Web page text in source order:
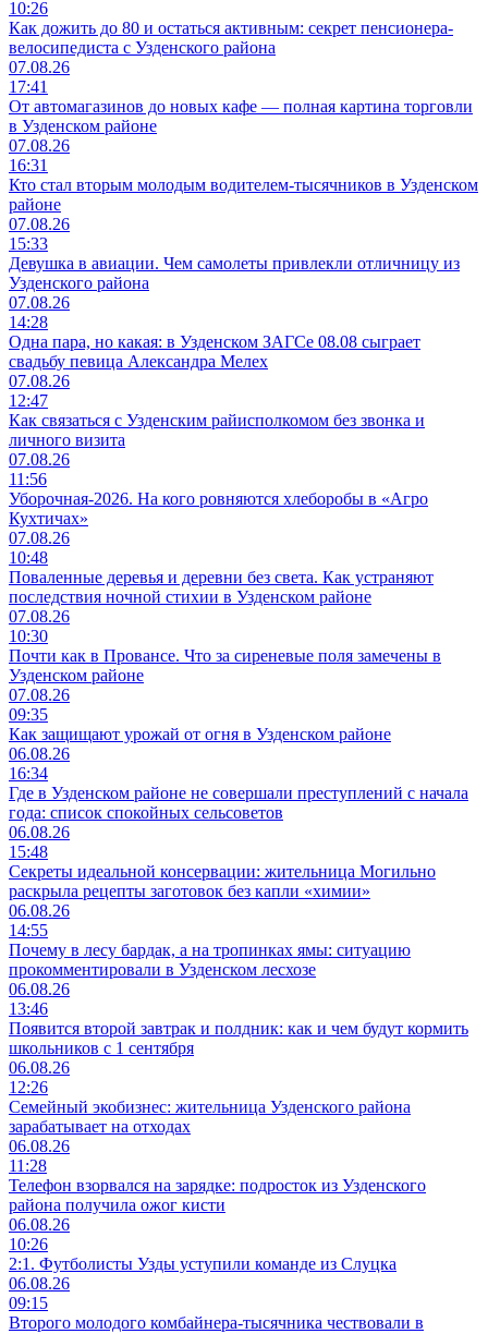
10:26
Как дожить до 80 и остаться активным: секрет пенсионера-
велосипедиста с Узденского района
07.08.26
17:41
От автомагазинов до новых кафе — полная картина торговли
в Узденском районе
07.08.26
16:31
Кто стал вторым молодым водителем-тысячников в Узденском
районе
07.08.26
15:33
Девушка в авиации. Чем самолеты привлекли отличницу из
Узденского района
07.08.26
14:28
Одна пара, но какая: в Узденском ЗАГСе 08.08 сыграет
свадьбу певица Александра Мелех
07.08.26
12:47
Как связаться с Узденским райисполкомом без звонка и
личного визита
07.08.26
11:56
Уборочная-2026. На кого ровняются хлеборобы в «Агро
Кухтичах»
07.08.26
10:48
Поваленные деревья и деревни без света. Как устраняют
последствия ночной стихии в Узденском районе
07.08.26
10:30
Почти как в Провансе. Что за сиреневые поля замечены в
Узденском районе
07.08.26
09:35
Как защищают урожай от огня в Узденском районе
06.08.26
16:34
Где в Узденском районе не совершали преступлений с начала
года: список спокойных сельсоветов
06.08.26
15:48
Секреты идеальной консервации: жительница Могильно
раскрыла рецепты заготовок без капли «химии»
06.08.26
14:55
Почему в лесу бардак, а на тропинках ямы: ситуацию
прокомментировали в Узденском лесхозе
06.08.26
13:46
Появится второй завтрак и полдник: как и чем будут кормить
школьников с 1 сентября
06.08.26
12:26
Семейный экобизнес: жительница Узденского района
зарабатывает на отходах
06.08.26
11:28
Телефон взорвался на зарядке: подросток из Узденского
района получила ожог кисти
06.08.26
10:26
2:1. Футболисты Узды уступили команде из Слуцка
06.08.26
09:15
Второго молодого комбайнера-тысячника чествовали в